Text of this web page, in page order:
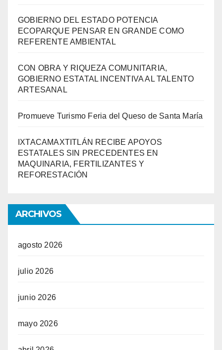
GOBIERNO DEL ESTADO POTENCIA
ECOPARQUE PENSAR EN GRANDE COMO
REFERENTE AMBIENTAL
CON OBRA Y RIQUEZA COMUNITARIA,
GOBIERNO ESTATAL INCENTIVA AL TALENTO
ARTESANAL
Promueve Turismo Feria del Queso de Santa María
IXTACAMAXTITLÁN RECIBE APOYOS
ESTATALES SIN PRECEDENTES EN
MAQUINARIA, FERTILIZANTES Y
REFORESTACIÓN
ARCHIVOS
agosto 2026
julio 2026
junio 2026
mayo 2026